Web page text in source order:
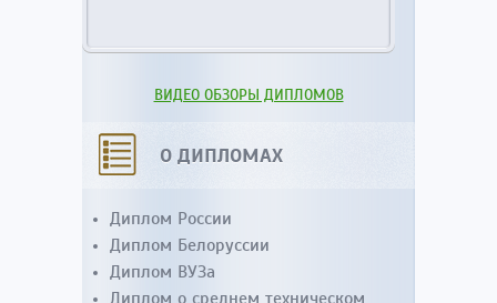
ВИДЕО ОБЗОРЫ ДИПЛОМОВ
О ДИПЛОМАХ
Диплом России
Диплом Белоруссии
Диплом ВУЗа